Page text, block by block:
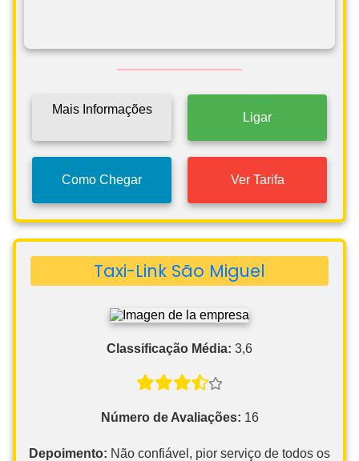
Mais Informações
Ligar
Como Chegar Ver Tarifa
Taxi-Link São Miguel
Classificação Média: 3,6
Número de Avaliações: 16
Depoimento: Não confiável, pior serviço de todos os